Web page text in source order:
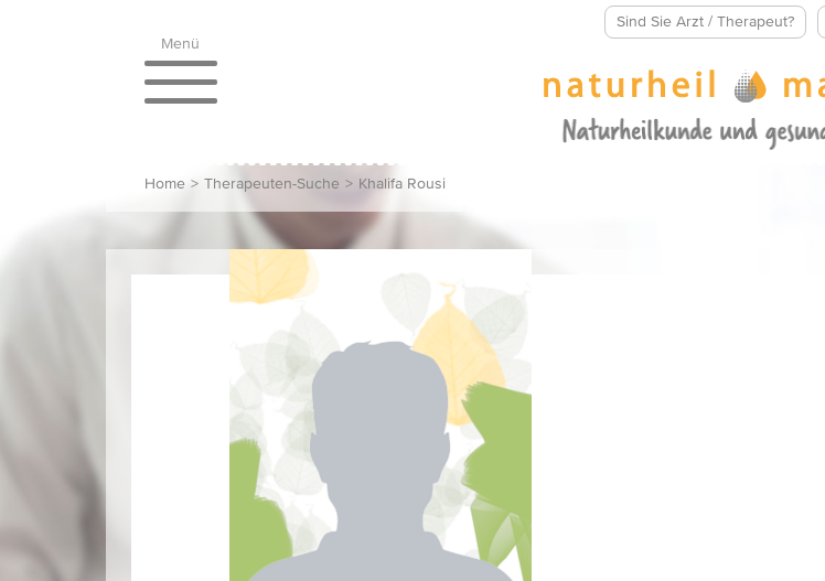
Sind Sie Arzt / Therapeut?
Menü
Home > Therapeuten-Suche > Khalifa Rousi